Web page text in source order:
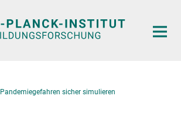
Pandemiegefahren sicher simulieren